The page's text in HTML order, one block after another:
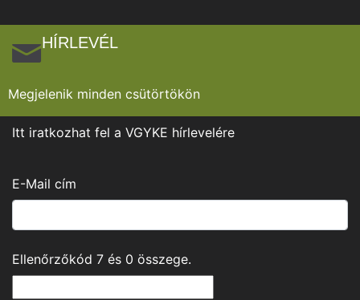
HÍRLEVÉL
Megjelenik minden csütörtökön
Itt iratkozhat fel a VGYKE hírlevelére
E-Mail cím
Ellenőrzőkód 7 és 0 összege.